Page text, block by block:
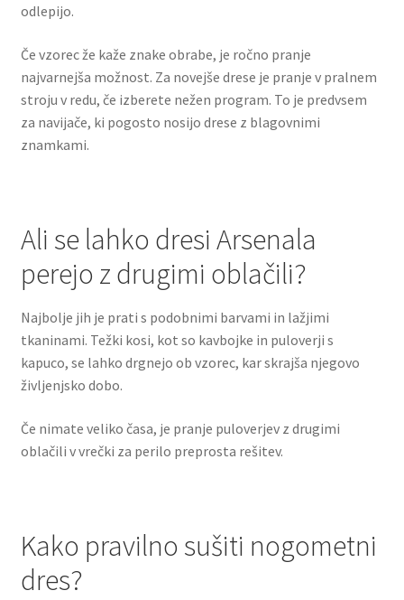
odlepijo.
Če vzorec že kaže znake obrabe, je ročno pranje
najvarnejša možnost. Za novejše drese je pranje v pralnem
stroju v redu, če izberete nežen program. To je predvsem
za navijače, ki pogosto nosijo drese z blagovnimi
znamkami.
Ali se lahko dresi Arsenala
perejo z drugimi oblačili?
Najbolje jih je prati s podobnimi barvami in lažjimi
tkaninami. Težki kosi, kot so kavbojke in puloverji s
kapuco, se lahko drgnejo ob vzorec, kar skrajša njegovo
življenjsko dobo.
Če nimate veliko časa, je pranje puloverjev z drugimi
oblačili v vrečki za perilo preprosta rešitev.
Kako pravilno sušiti nogometni
dres?